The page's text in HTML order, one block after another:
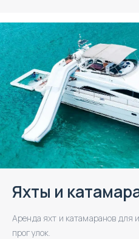
Яхты и
Аренда яхт и катамаранов для
прогулок.